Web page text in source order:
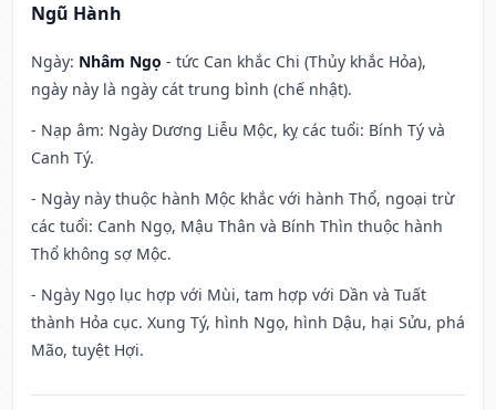
Ngũ Hành
Ngày: Nhâm Ngọ - tức Can khắc Chi (Thủy khắc Hỏa),
ngày này là ngày cát trung bình (chế nhật).
- Nạp âm: Ngày Dương Liễu Mộc, kỵ các tuổi: Bính Tý và
Canh Tý.
- Ngày này thuộc hành Mộc khắc với hành Thổ, ngoại trừ
các tuổi: Canh Ngọ, Mậu Thân và Bính Thìn thuộc hành
Thổ không sợ Mộc.
- Ngày Ngọ lục hợp với Mùi, tam hợp với Dần và Tuất
thành Hỏa cục. Xung Tý, hình Ngọ, hình Dậu, hại Sửu, phá
Mão, tuyệt Hợi.